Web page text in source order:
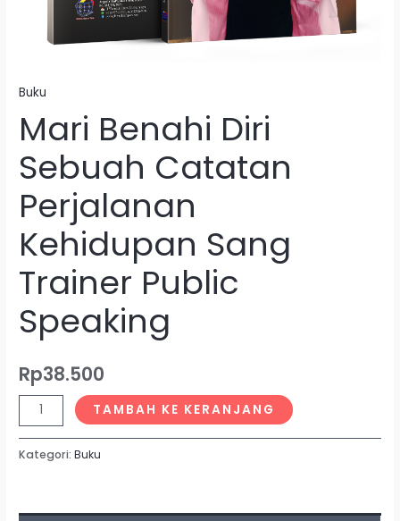
Buku
Mari Benahi Diri
Sebuah Catatan
Perjalanan
Kehidupan Sang
Trainer Public
Speaking
Rp38.500
TAMBAH KE KERANJANG
Kategori:Buku